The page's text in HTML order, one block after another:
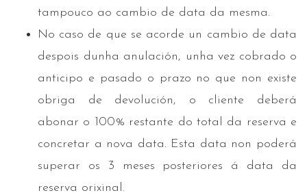
tampouco ao cambio de data da mesma.
No caso de que se acorde un cambio de data
despois dunha anulación, unha vez cobrado o
anticipo e pasado o prazo no que non existe
obriga de devolución, o cliente deberá
abonar o 100% restante do total da reserva e
concretar a nova data. Esta data non poderá
superar os 3 meses posteriores á data da
reserva orixinal.